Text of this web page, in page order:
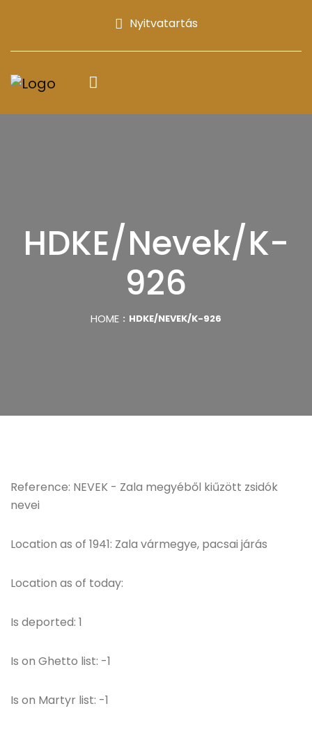
Nyitvatartás
HDKE/Nevek/K-
926
HOME HDKE/NEVEK/K-926
Reference: NEVEK - Zala megyéből kiűzött zsidók
nevei
Location as of 1941: Zala vármegye, pacsai járás
Location as of today:
Is deported: 1
Is on Ghetto list: -1
Is on Martyr list: -1